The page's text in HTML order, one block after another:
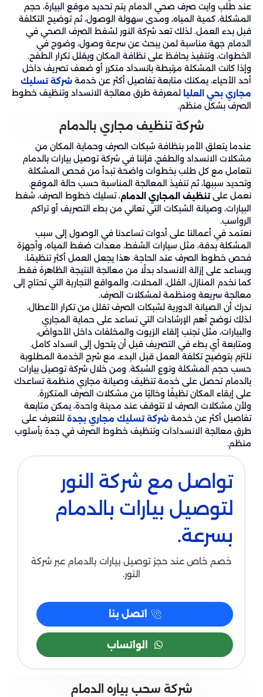
عند طلب وايت صرف صحي الدمام يتم تحديد موقع البيارة، حجم
المشكلة، كمية المياه، ومدى سهولة الوصول، ثم توضيح التكلفة
قبل بدء العمل. لذلك تعد شركة النور لشفط الصرف الصحي في
الدمام جهة مناسبة لمن يبحث عن سرعة وصول، وضوح في
الخطوات، وتنفيذ يحافظ على نظافة المكان ويقلل تكرار الطفح.
وإذا كانت المشكلة مرتبطة بانسداد متكرر أو ضعف تصريف داخل
أحد الأحياء، يمكنك متابعة تفاصيل أكثر عن خدمة شركة تسليك
مجاري بحي العليا لمعرفة طرق معالجة الانسداد وتنظيف خطوط
الصرف بشكل منظم.
شركة تنظيف مجاري بالدمام
عندما يتعلق الأمر بنظافة شبكات الصرف وحماية المكان من
مشكلات الانسداد والطفح، فإننا في شركة توصيل بيارات بالدمام
نتعامل مع كل طلب بخطوات واضحة تبدأ من فحص المشكلة
وتحديد سببها، ثم تنفيذ المعالجة المناسبة حسب حالة الموقع.
نعمل علىتنظيف المجاري الدمام، تسليك خطوط الصرف، شفط
البيارات، وصيانة الشبكات التي تعاني من بطء التصريف أو تراكم
الرواسب.
نعتمد في أعمالنا على أدوات تساعدنا في الوصول إلى سبب
المشكلة بدقة، مثل سيارات الشفط، معدات ضغط المياه، وأجهزة
فحص خطوط الصرف عند الحاجة. هذا يجعل العمل أكثر تنظيمًا،
ويساعد على إزالة الانسداد بدلًا من معالجة النتيجة الظاهرة فقط.
كما نخدم المنازل، الفلل، المحلات، والمواقع التجارية التي تحتاج إلى
معالجة سريعة ومنظمة لمشكلات الصرف.
ندرك أن الصيانة الدورية لشبكات الصرف تقلل من تكرار الأعطال،
لذلك نوضح أهم الإرشادات التي تساعد على حماية المجاري
والبيارات، مثل تجنب إلقاء الزيوت والمخلفات داخل الأحواض،
ومتابعة أي بطء في التصريف قبل أن يتحول إلى انسداد كامل.
نلتزم بتوضيح تكلفة العمل قبل البدء، مع شرح الخدمة المطلوبة
حسب حجم المشكلة ونوع الشبكة. ومن خلال شركة توصيل بيارات
بالدمام تحصل على خدمة تنظيف وصيانة مجاري منظمة تساعدك
على إبقاء المكان نظيفًا وخاليًا من مشكلات الصرف المتكررة.
ولأن مشكلات الصرف لا تتوقف عند مدينة واحدة، يمكن متابعة
تفاصيل أكثر عن خدمة شركة تسليك مجاري بجدة للتعرف على
طرق معالجة الانسدادات وتنظيف خطوط الصرف في جدة بأسلوب
منظم.
تواصل مع شركة النور
لتوصيل بيارات بالدمام
بسرعة.
خصم خاص عند حجز توصيل بيارات بالدمام عبر شركة
النور.
اتصل بنا
الواتساب
شركة سحب بياره الدمام